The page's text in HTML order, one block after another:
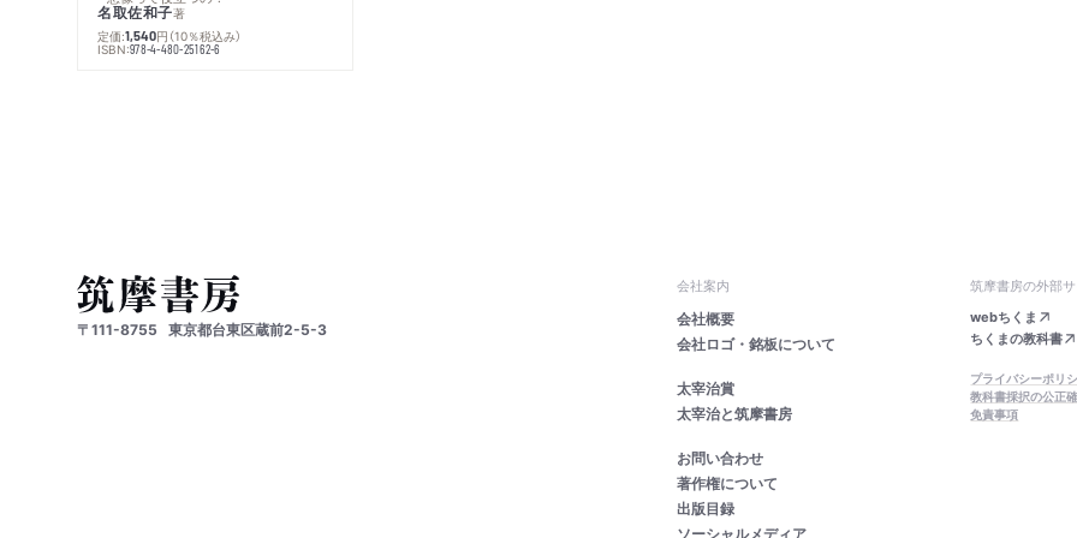
名取佐和子著
定価:1,540円 （10％税込み）
ISBN:978-4-480-25162-6
〒111-8755 東京都台東区蔵前2-5-3
会社案内
会社概要
会社ロゴ・銘板について
太宰治賞
太宰治と筑摩書房
お問い合わせ
著作権について
出版目録
筑摩書房の外部サ
webちくま
ちくまの教科書
プライバシーポリ
教科書採択の公正
免責事項